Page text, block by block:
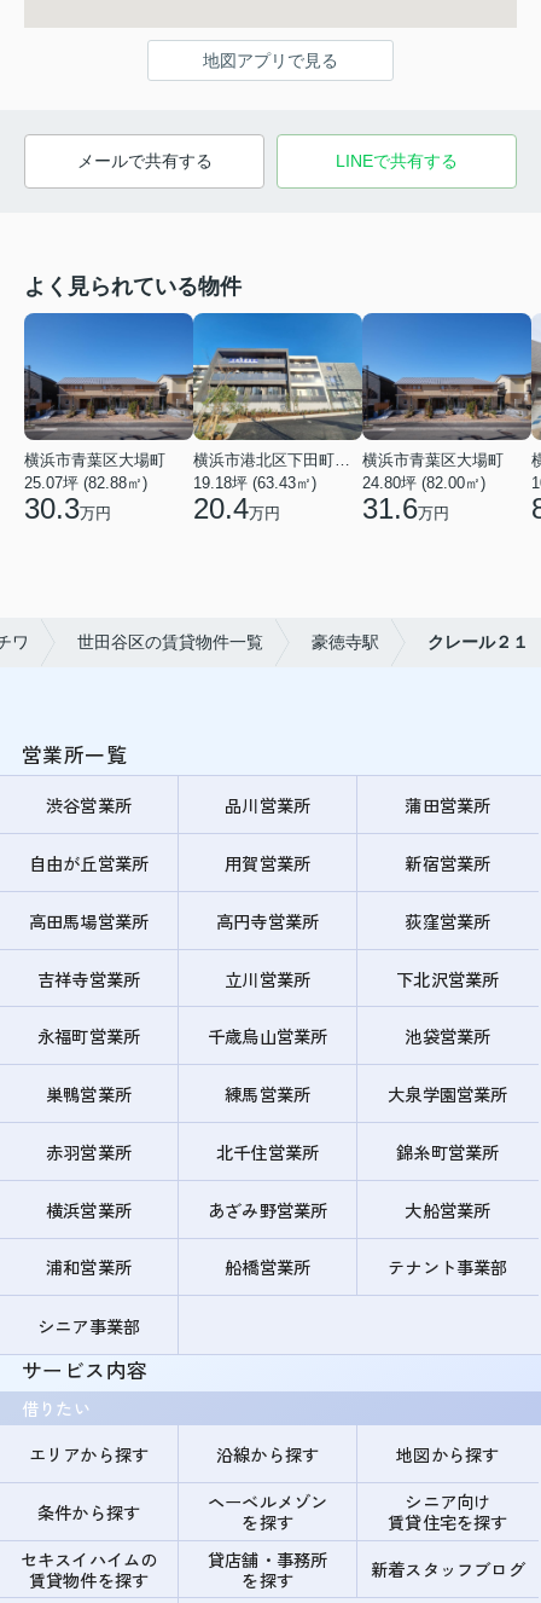
地図アプリで見る
メールで共有する LINEで共有する
よく見られている物件
横浜市青葉区大場町
25.07坪 (82.88㎡)
30.3万円
19.18坪 (63.43㎡)
20.4万円
横浜市青葉区大場町
24.80坪 (82.00㎡)
31.6万円
ワ 世田谷区の賃貸物件一覧 豪徳寺駅 クレール２１
営業所一覧
渋谷営業所 品川営業所 蒲田営業所
自由が丘営業所 用賀営業所 新宿営業所
高田馬場営業所 高円寺営業所 荻窪営業所
吉祥寺営業所 立川営業所 下北沢営業所
永福町営業所 千歳烏山営業所 池袋営業所
巣鴨営業所 練馬営業所 大泉学園営業所
赤羽営業所 北千住営業所 錦糸町営業所
横浜営業所 あざみ野営業所 大船営業所
浦和営業所 船橋営業所 テナント事業部
シニア事業部
サービス内容
借りたい
エリアから探す
沿線から探す 地図から探す
条件から探す
ヘーベルメゾン
を探す
シニア向け
賃貸住宅を探す
セキスイハイムの
賃貸物件を探す
貸店舗・事務所
を探す
新着スタッフブログ